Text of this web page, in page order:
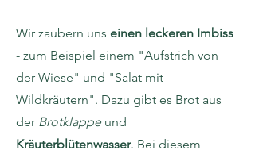
Wir zaubern uns einen leckeren Imbiss
- zum Beispiel einem "Aufstrich von
der Wiese" und "Salat mit
Wildkräutern". Dazu gibt es Brot aus
der Brotklappeund
Kräuterblütenwasser. Bei diesem